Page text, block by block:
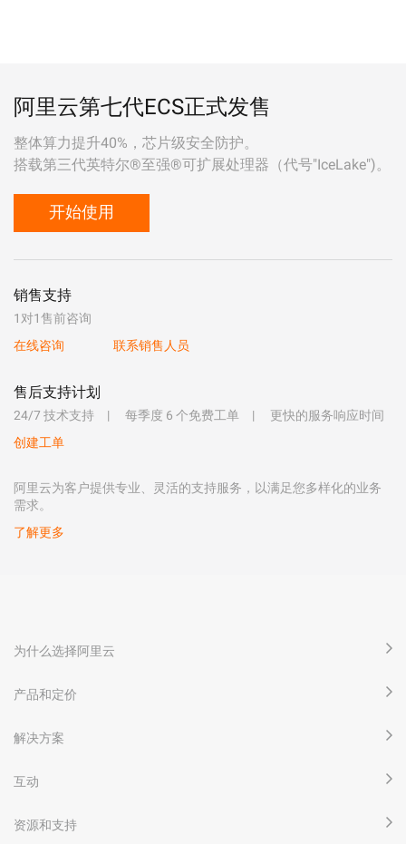
阿里云第七代ECS正式发售
整体算力提升40%，芯片级安全防护。
搭载第三代英特尔®至强®可扩展处理器（代号"IceLake")。
开始使用
销售支持
1对1售前咨询
在线咨询
联系销售人员
售后支持计划
24/7 技术支持 每季度 6 个免费工单
更快的服务响应时间
创建工单
阿里云为客户提供专业、灵活的支持服务，以满足您多样化的业务
需求。
了解更多
为什么选择阿里云
产品和定价
解决方案
互动
资源和支持